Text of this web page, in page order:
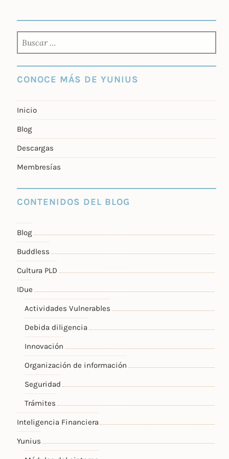
CONOCE MÁS DE YUNIUS
Inicio
Blog
Descargas
Membresías
CONTENIDOS DEL BLOG
Blog
Buddless
Cultura PLD
IDue
Actividades Vulnerables
Debida diligencia
Innovación
Organización de información
Seguridad
Trámites
Inteligencia Financiera
Yunius